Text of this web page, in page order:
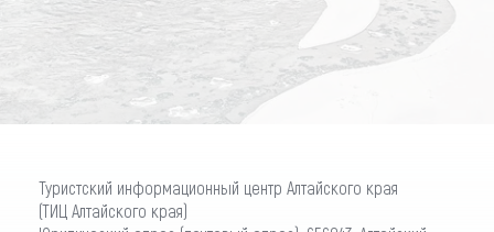
ПОДПИСАТЬСЯ
Туристский информационный центр Алтайского края
(ТИЦ Алтайского края)